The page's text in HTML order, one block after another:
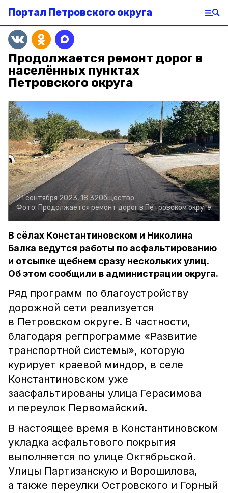
Портал Петровского округа
Продолжается ремонт дорог в
населённых пунктах
Петровского округа
21 сентября 2023, 18:32Общество
Фото: Продолжается ремонт дорог в Петровском округе
В сёлах Константиновском и Николина
Балка ведутся работы по асфальтированию
и отсыпке щебнем сразу нескольких улиц.
Об этом сообщили в администрации округа.
Ряд программ по благоустройству
дорожной сети реализуется
в Петровском округе. В частности,
благодаря регпрограмме «Развитие
транспортной системы», которую
курирует краевой миндор, в селе
Константиновском уже
заасфальтированы улица Герасимова
и переулок Первомайский.
В настоящее время в Константиновском
укладка асфальтового покрытия
выполняется по улице Октябрьской.
Улицы Партизанскую и Ворошилова,
а также переулки Островского и Горный